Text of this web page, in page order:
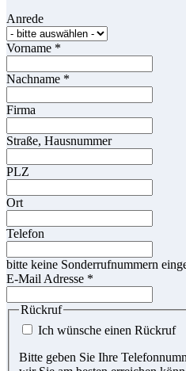
Anrede
Vorname *
Nachname *
Firma
Straße, Hausnummer
PLZ
Ort
Telefon
bitte keine Sonderrufnummern
E-Mail Adresse *
Rückruf
Ich wünsche einen Rückruf
Bitte geben Sie Ihre